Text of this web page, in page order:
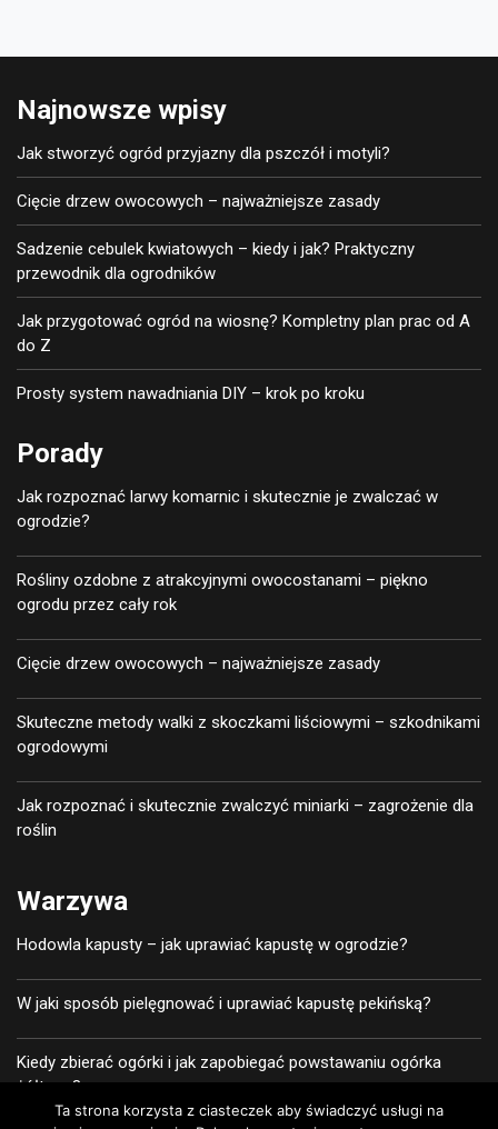
Najnowsze wpisy
Jak stworzyć ogród przyjazny dla pszczół i motyli?
Cięcie drzew owocowych – najważniejsze zasady
Sadzenie cebulek kwiatowych – kiedy i jak? Praktyczny
przewodnik dla ogrodników
Jak przygotować ogród na wiosnę? Kompletny plan prac od A
do Z
Prosty system nawadniania DIY – krok po kroku
Porady
Jak rozpoznać larwy komarnic i skutecznie je zwalczać w
ogrodzie?
Rośliny ozdobne z atrakcyjnymi owocostanami – piękno
ogrodu przez cały rok
Cięcie drzew owocowych – najważniejsze zasady
Skuteczne metody walki z skoczkami liściowymi – szkodnikami
ogrodowymi
Jak rozpoznać i skutecznie zwalczyć miniarki – zagrożenie dla
roślin
Warzywa
Hodowla kapusty – jak uprawiać kapustę w ogrodzie?
W jaki sposób pielęgnować i uprawiać kapustę pekińską?
Kiedy zbierać ogórki i jak zapobiegać powstawaniu ogórka
żółtego?
Ta strona korzysta z ciasteczek aby świadczyć usługi na